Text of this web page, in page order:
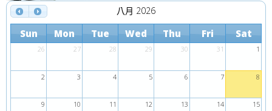
八月 2026
Sun Mon Tue Wed Thu Fri Sat
26 27 28 29 30 31 1
2 3 4 5 6 7 8
9 10 11 12 13 14 15